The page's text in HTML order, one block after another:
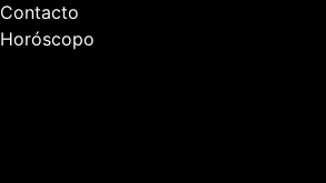
Contacto
Horóscopo